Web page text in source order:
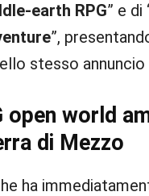
earth RPG” e di
”,
stesso annuncio
open world
di Mezzo
ha